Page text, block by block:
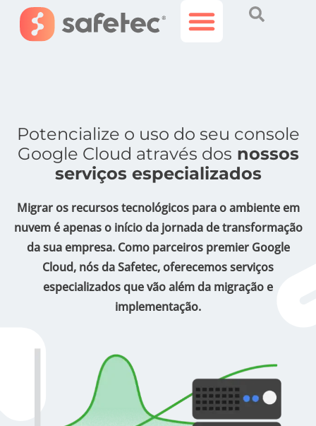
Potencialize o uso do seu console
Google Cloud através dos nossos
serviços especializados
Migrar os recursos tecnológicos para o ambiente em
nuvem é apenas o início da jornada de transformação
da sua empresa. Como parceiros premier Google
Cloud, nós da Safetec, oferecemos serviços
especializados que vãoalém da migração e
implementação.